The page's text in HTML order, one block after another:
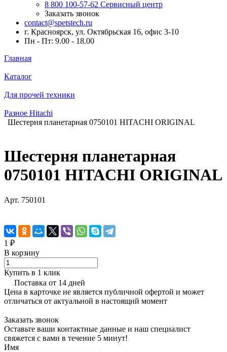
8 800 100-57-62 Сервисный центр
Заказать звонок
contact@spetstech.ru
г. Красноярск, ул. Октябрьская 16, офис 3-10
Пн - Пт: 9.00 - 18.00
Главная
Каталог
Для прочей техники
Разное Hitachi
Шестерня планетарная 0750101 HITACHI ORIGINAL
Шестерня планетарная
0750101 HITACHI ORIGINAL
Арт. 750101
1 ₽
В корзину
Купить в 1 клик
Поставка от 14 дней
Цена в карточке не является публичной офертой и может
отличаться от актуальной в настоящий момент
Заказать звонок
Оставьте ваши контактные данные и наш специалист
свяжется с вами в течение 5 минут!
Имя